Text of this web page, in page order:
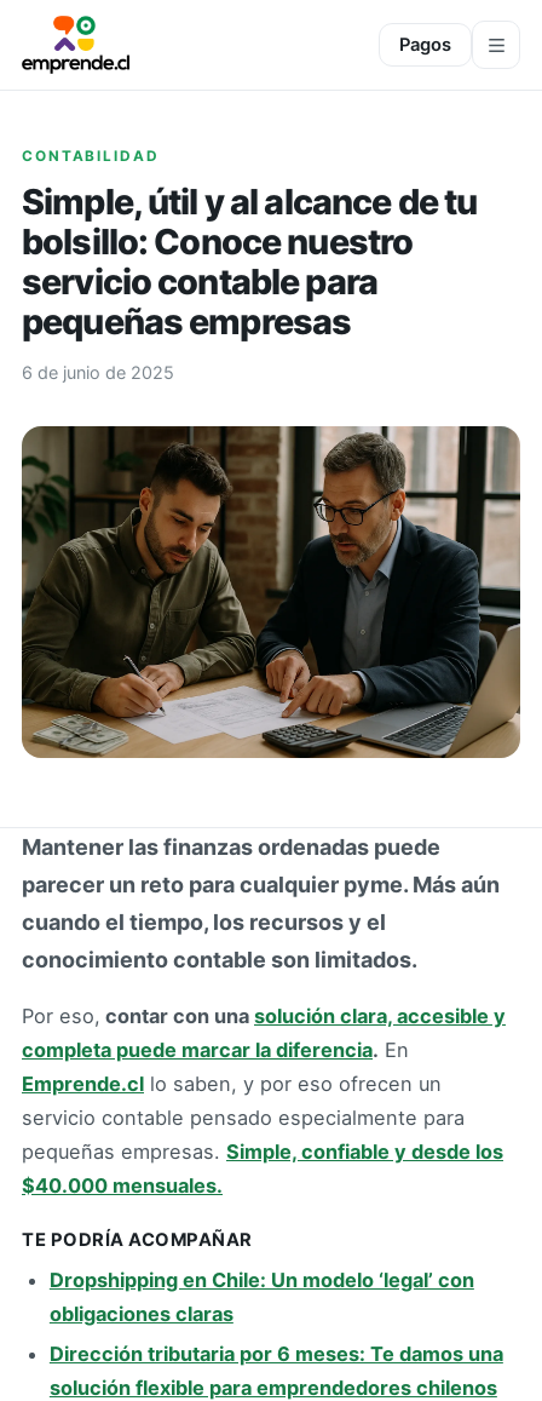
Pagos
CONTABILIDAD
Simple, útil y al alcance de tu
bolsillo: Conoce nuestro
servicio contable para
pequeñas empresas
6 de junio de 2025
Mantener las finanzas ordenadas puede
parecer un reto para cualquier pyme. Más aún
cuando el tiempo, los recursos y el
conocimiento contable son limitados.
Por eso, contar con una solución clara, accesible y
completa puede marcar la diferencia. En
Emprende.cl lo saben, y por eso ofrecen un
servicio contable pensado especialmente para
pequeñas empresas. Simple, confiable y desde los
$40.000 mensuales.
TE PODRÍA ACOMPAÑAR
Dropshipping en Chile: Un modelo ‘legal’ con
obligaciones claras
Dirección tributaria por 6 meses: Te damos una
solución flexible para emprendedores chilenos